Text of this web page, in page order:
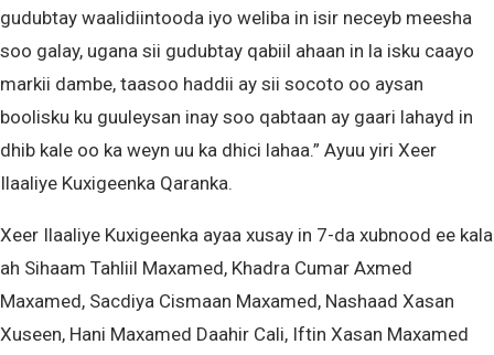
gudubtay waalidiintooda iyo weliba in isir neceyb meesha
soo galay, ugana sii gudubtay qabiil ahaan in la isku caayo
markii dambe, taasoo haddii ay sii socoto oo aysan
boolisku ku guuleysan inay soo qabtaan ay gaari lahayd in
dhib kale oo ka weyn uu ka dhici lahaa.” Ayuu yiri Xeer
Ilaaliye Kuxigeenka Qaranka.
Xeer Ilaaliye Kuxigeenka ayaa xusay in 7-da xubnood ee kala
ah Sihaam Tahliil Maxamed, Khadra Cumar Axmed
Maxamed, Sacdiya Cismaan Maxamed, Nashaad Xasan
Xuseen, Hani Maxamed Daahir Cali, Iftin Xasan Maxamed